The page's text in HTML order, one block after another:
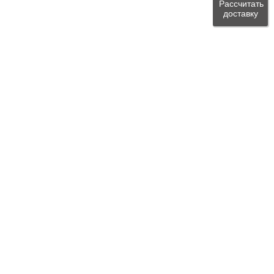
Рассчитать
доставку